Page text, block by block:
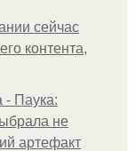
сейчас
контента,
- Паука:
не
артефакт